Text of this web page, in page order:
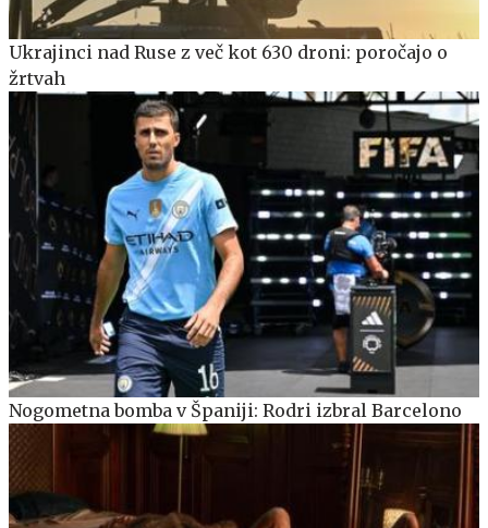
Ukrajinci nad Ruse z več kot 630 droni: poročajo o
žrtvah
Nogometna bomba v Španiji: Rodri izbral Barcelono